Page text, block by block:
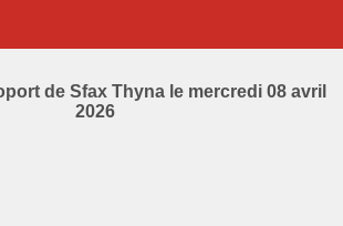
de Sfax Thyna le mercredi 08 avril
2026